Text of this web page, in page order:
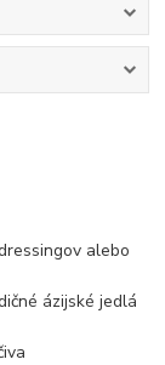
alebo
ázijské jedlá